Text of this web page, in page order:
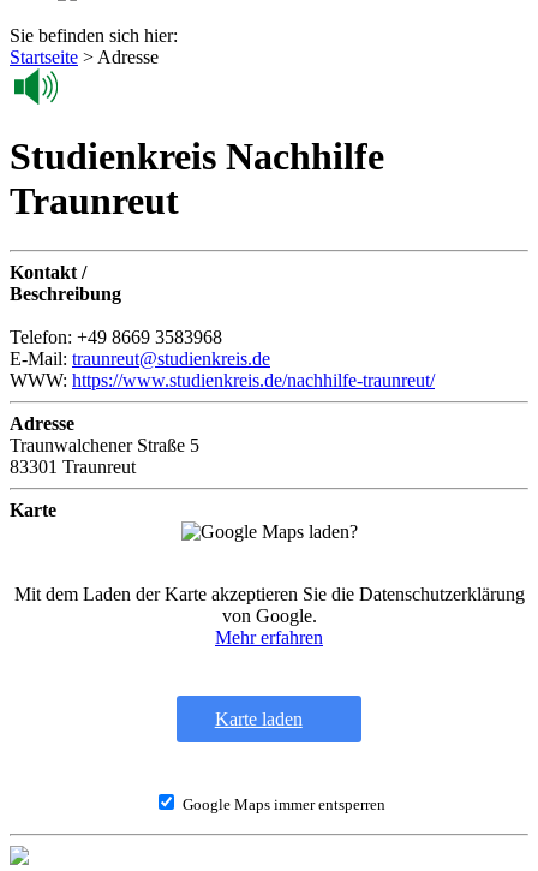
Sie befinden sich hier:
Startseite > Adresse
Studienkreis Nachhilfe
Traunreut
Kontakt /
Beschreibung
Telefon: +49 8669 3583968
E-Mail: traunreut@studienkreis.de
WWW: https://www.studienkreis.de/nachhilfe-traunreut/
Adresse
Traunwalchener Straße 5
83301 Traunreut
Karte
Mit dem Laden der Karte akzeptieren Sie die Datenschutzerklärung
von Google.
Mehr erfahren
Karte laden
Google Maps immer entsperren